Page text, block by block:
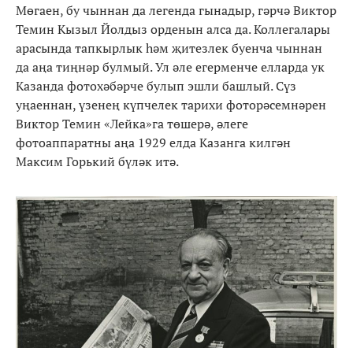
Мөгаен, бу чыннан да легенда гынадыр, гәрчә Виктор
Темин Кызыл Йолдыз орденын алса да. Коллегалары
арасында тапкырлык һәм җитезлек буенча чыннан
да аңа тиңнәр булмый. Ул әле егерменче елларда ук
Казанда фотохәбәрче булып эшли башлый. Сүз
уңаеннан, үзенең күпчелек тарихи фоторәсемнәрен
Виктор Темин «Лейка»га төшерә, әлеге
фотоаппаратны аңа 1929 елда Казанга килгән
Максим Горький бүләк итә.